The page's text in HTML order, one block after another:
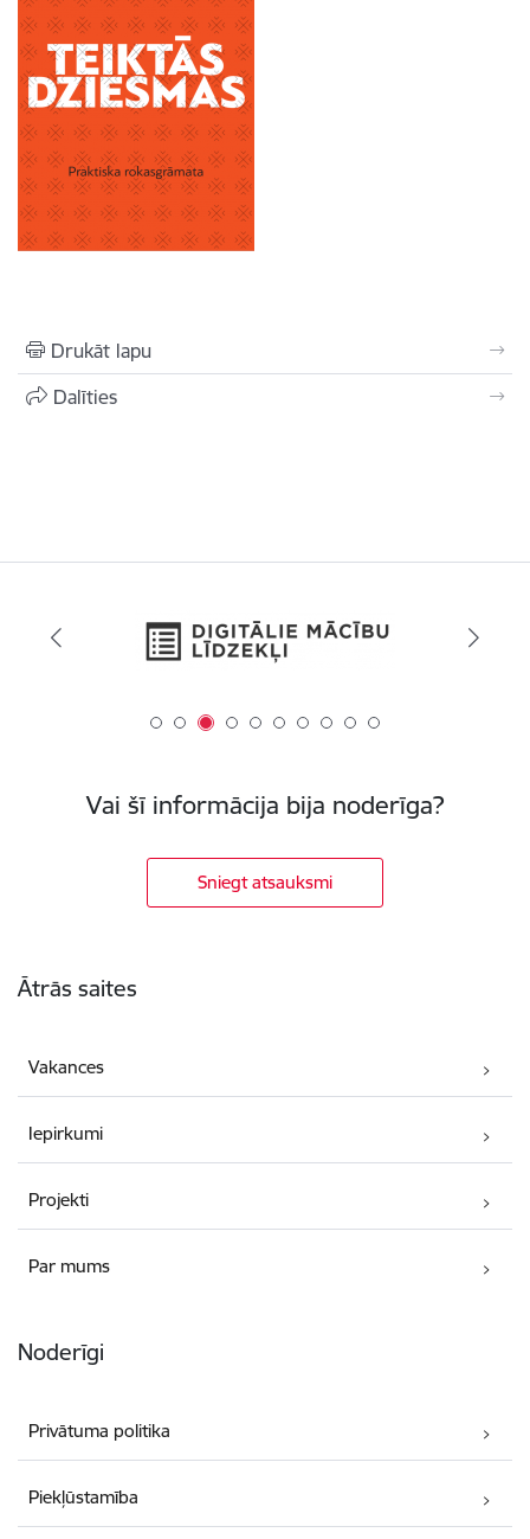
Drukāt lapu
Dalīties
Vai šī informācija bija noderīga?
Sniegt atsauksmi
Ātrās saites
Vakances
Iepirkumi
Projekti
Par mums
Noderīgi
Privātuma politika
Piekļūstamība